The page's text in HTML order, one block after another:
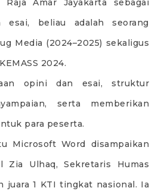
Amar Jayakarta sebagai
esai, beliau adalah seorang
Media (2024–2025) sekaligus
2024.
opini dan esai, struktur
serta memberikan
para peserta.
Microsoft Word disampaikan
Zia Ulhaq, Sekretaris Humas
juara 1 KTI tingkat nasional. Ia